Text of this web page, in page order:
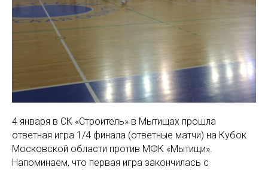
4 января в СК «Строитель» в Мытищах прошла
ответная игра 1/4 финала (ответные матчи) на Кубок
Московской области против МФК «Мытищи».
Напоминаем, что первая игра закончилась с